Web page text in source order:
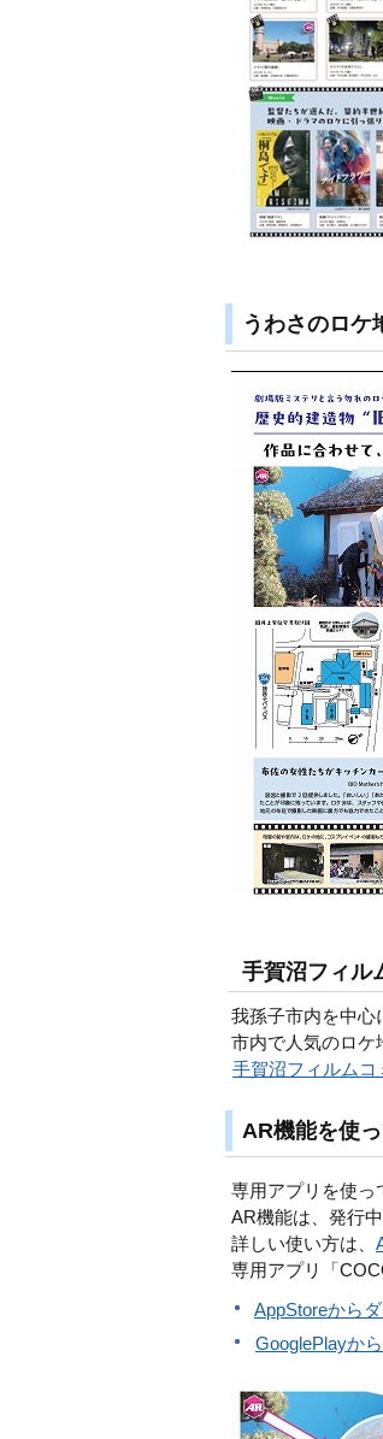
うわさのロケ
手賀沼フィル
我孫子市内を中心
市内で人気のロケ
手賀沼フィルムコ
AR機能を使
専用アプリを使っ
AR機能は、発行
詳しい使い方は、
専用アプリ「
AppStoreから
GooglePlayか